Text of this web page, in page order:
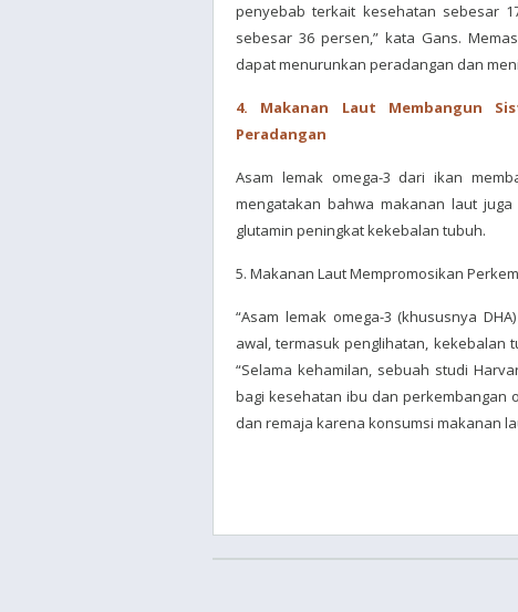
penyebab terkait kesehatan sebesar
sebesar 36 persen,” kata Gans.
dapat menurunkan peradangan dan
4. Makanan Laut Membangun
Peradangan
Asam lemak omega-3 dari ikan
mengatakan bahwa makanan laut
glutamin peningkat kekebalan tubuh.
5. Makanan Laut Mempromosikan
“Asam lemak omega-3 (khususnya
awal, termasuk penglihatan, kekebalan
“Selama kehamilan, sebuah studi
bagi kesehatan ibu dan perkembangan
dan remaja karena konsumsi makanan